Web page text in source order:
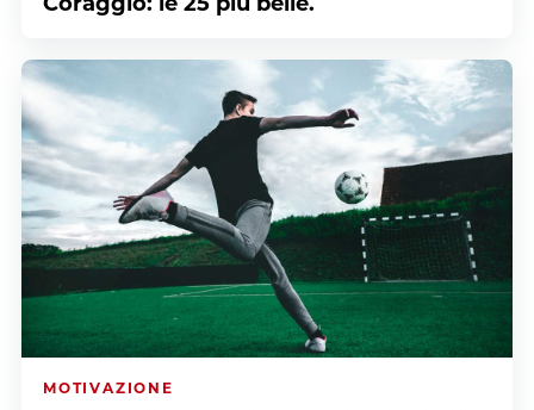
MOTIVAZIONE